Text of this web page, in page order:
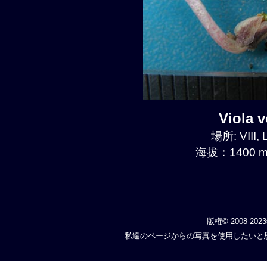
Viola
場所: VIII,
海拔：1400
版権© 2008-
私達のページからの写真を使用したい